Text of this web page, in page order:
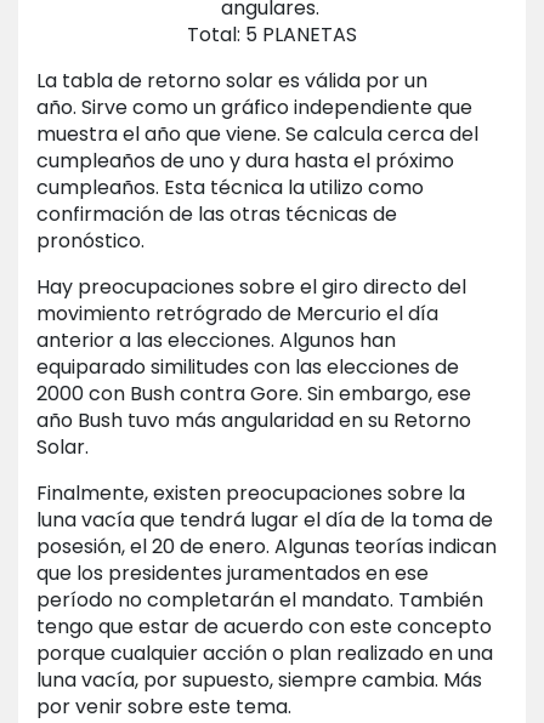
angulares.
Total: 5 PLANETAS
La tabla de retorno solar es válida por un
año. Sirve como un gráfico independiente que
muestra el año que viene. Se calcula cerca del
cumpleaños de uno y dura hasta el próximo
cumpleaños. Esta técnica la utilizo como
confirmación de las otras técnicas de
pronóstico.
Hay preocupaciones sobre el giro directo del
movimiento retrógrado de Mercurio el día
anterior a las elecciones. Algunos han
equiparado similitudes con las elecciones de
2000 con Bush contra Gore. Sin embargo, ese
año Bush tuvo más angularidad en su Retorno
Solar.
Finalmente, existen preocupaciones sobre la
luna vacía que tendrá lugar el día de la toma de
posesión, el 20 de enero. Algunas teorías indican
que los presidentes juramentados en ese
período no completarán el mandato. También
tengo que estar de acuerdo con este concepto
porque cualquier acción o plan realizado en una
luna vacía, por supuesto, siempre cambia. Más
por venir sobre este tema.